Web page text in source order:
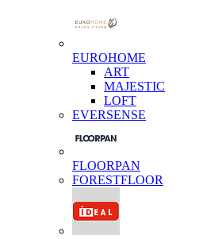
EUROHOME
ART
MAJESTIC
LOFT
EVERSENSE
FLOORPAN
FORESTFLOOR